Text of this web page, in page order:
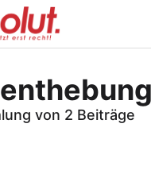
von 2 Beiträge